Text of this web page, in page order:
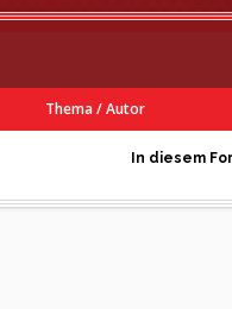
Thema/Autor
In diesem